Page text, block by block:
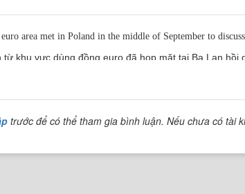
area met in Poland in the middle of September to
khu vực dùng đồng euro đã họp mặt tại Ba Lan
Tim Geithner joined them.
trước để có thể tham gia bình luận. Nếu chưa có tài